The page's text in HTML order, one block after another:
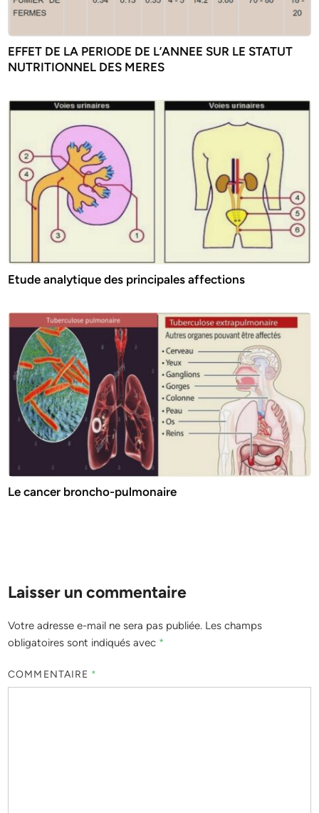
EFFET DE LA PERIODE DE L’ANNEE SUR LE STATUT
NUTRITIONNEL DES MERES
Etude analytique des principales affections
Le cancer broncho-pulmonaire
Laisser un commentaire
Votre adresse e-mail ne sera pas publiée. Les champs
obligatoires sont indiqués avec *
COMMENTAIRE *